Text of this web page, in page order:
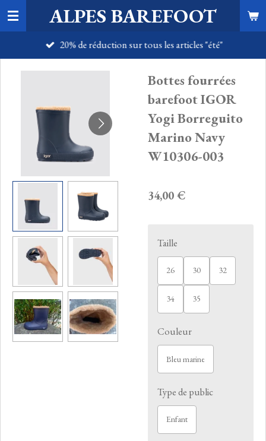
Passer
au
ALPES BAREFOOT
20% de réduction sur tous les articles "été"
Bottes fourrées
barefoot IGOR
Yogi Borreguito
Marino Navy
W10306-003
34,00 €
Taille
26 30 32
34 35
Couleur
Bleu marine
Type de public
Enfant